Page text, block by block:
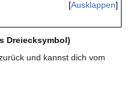
Ausklappen
Dreiecksymbol)
und kannst dich vom